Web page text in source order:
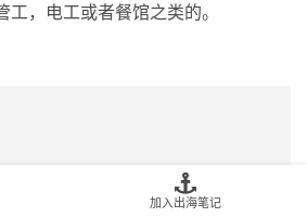
，电工或者餐馆之类的。
加入出海笔记